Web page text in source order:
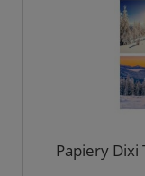
Papiery Dixi